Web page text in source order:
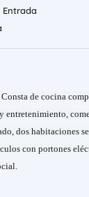
Entrada
de cocina
entretenimiento,
dos habitaciones
con portones